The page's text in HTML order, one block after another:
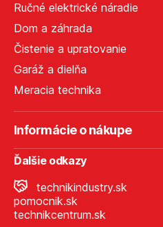
Ručné elektrické náradie
Dom a záhrada
Čistenie a upratovanie
Garáž a dielňa
Meracia technika
Informácie o nákupe
Ďalšie odkazy
technikindustry.sk
pomocnik.sk
technikcentrum.sk